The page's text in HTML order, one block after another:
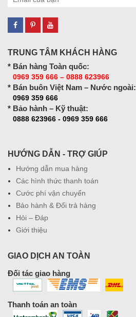
TRUNG TÂM KHÁCH HÀNG
* Bán hàng Toàn quốc:
0969 359 666 – 0888 623966
* Bán buôn Việt Nam – Nước ngoài:
0969 359 666
* Bảo hành – Kỹ thuật:
0888 623966 - 0969 359 666
HƯỚNG DẪN - TRỢ GIÚP
Hướng dẫn mua hàng
Các hình thức thanh toán
Cước phí vận chuyển
Bảo hành & Đổi trả hàng
Hỏi – Đáp
Giới thiệu
GIAO DỊCH AN TOÀN
Đối tác giao hàng
Thanh toán an toàn